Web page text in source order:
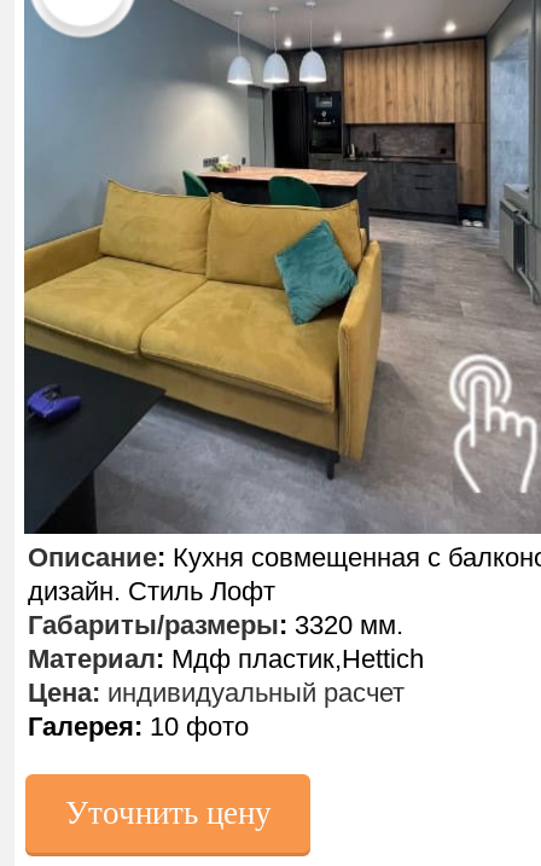
Описание: Кухня совмещенная с
дизайн. Стиль Лофт
Габариты/размеры: 3320 мм.
Материал: Мдф пластик,Hettich
Цена: индивидуальный расчет
Галерея: 10 фото
Уточнить цену